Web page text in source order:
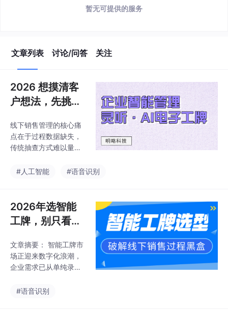
暂无可提供的服务
文章列表 讨论/问答 关注
2026 想摸清客
户想法，先挑对
件
线下销售管理的核心痛
点在于过程数据缺失，
传统抽查方式难以量化
行等关键环节。明略科
案：搭载4麦克风阵列
实现嘈杂环境精准拾
音，支持ASR转写、NL
构化对话转化为客户画
像、SOP质检等结构化
数据，已覆盖汽车行业
#人工智能 #语音识别
2026年选智能
工牌，别只看录
分析能力
文章摘要： 智能工牌市
场正迎来数字化浪潮，
企业需求已从单纯录音
集、语义分析、AI陪练
#语音识别